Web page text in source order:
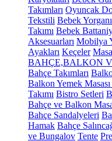
Takımları Oyuncak
Tekstili Bebek Yorganı
Takımı Bebek
Aksesuarları Mobilya
Ayakları Keçeler
BAHÇE,BALKON
Bahçe Takımları
Balkon Yemek Masası
Takımı Bistro Setleri
Bahçe ve Balkon
Bahçe Sandalyeleri
Hamak Bahçe
ve Bungalov Tente